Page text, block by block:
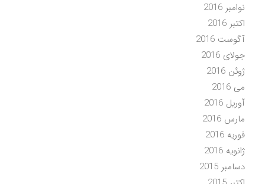
نوامبر 2016
اکتبر 2016
آگوست 2016
جولای 2016
ژوئن 2016
می 2016
آوریل 2016
مارس 2016
فوریه 2016
ژانویه 2016
دسامبر 2015